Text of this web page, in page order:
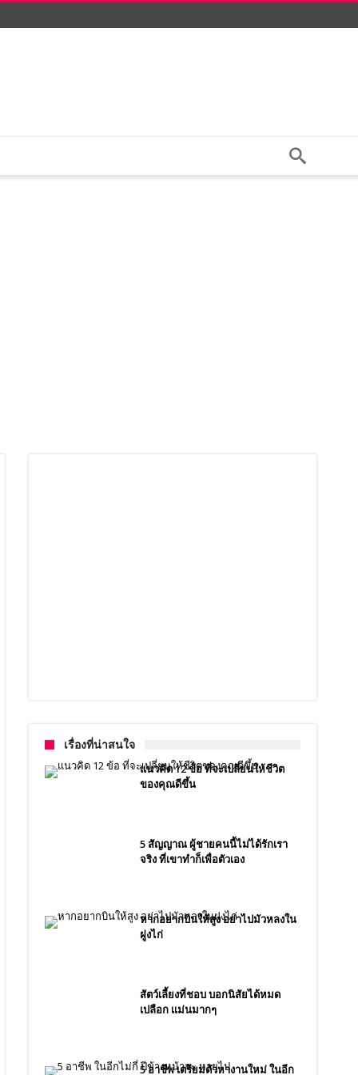
เรื่องที่น่าสนใจ
แนวคิด 12 ข้อ ที่จะเปลี่ยนให้ชีวิต
ของคุณดีขึ้น
5 สัญญาณ ผู้ชายคนนี้ไม่ได้รักเรา
จริง ที่เขาทำก็เพื่อตัวเอง
หากอยากบินให้สูง อย่าไปมัวหลงใน
ฝูงไก่
สัตว์เลี้ยงที่ชอบ บอกนิสัยได้หมด
เปลือก เเม่นมากๆ
5 อาชีพ เตรียมตัวหางานใหม่ ในอีก